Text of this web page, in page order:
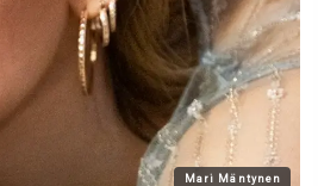
Mari Mäntynen